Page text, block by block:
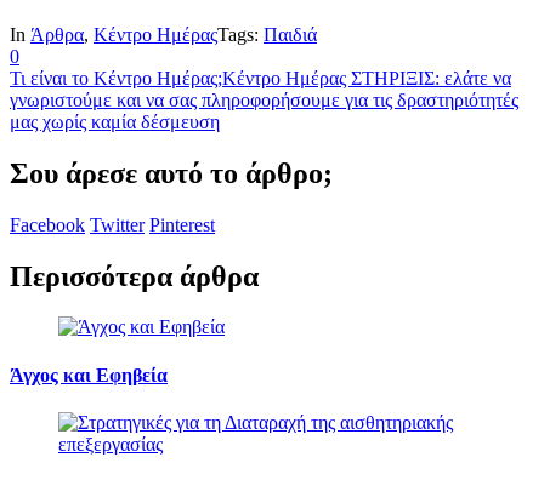
In Άρθρα, Κέντρο ΗμέραςTags: Παιδιά
0
Τι είναι το Κέντρο Ημέρας;Κέντρο Ημέρας ΣΤΗΡΙΞΙΣ: ελάτε να
γνωριστούμε και να σας πληροφορήσουμε για τις δραστηριότητές
μας χωρίς καμία δέσμευση
Σου άρεσε αυτό το άρθρο;
Facebook Twitter Pinterest
Περισσότερα άρθρα
Άγχος και Εφηβεία